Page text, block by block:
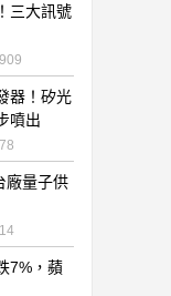
三大訊號
器！矽光
噴出
廠量子供
7%，蘋